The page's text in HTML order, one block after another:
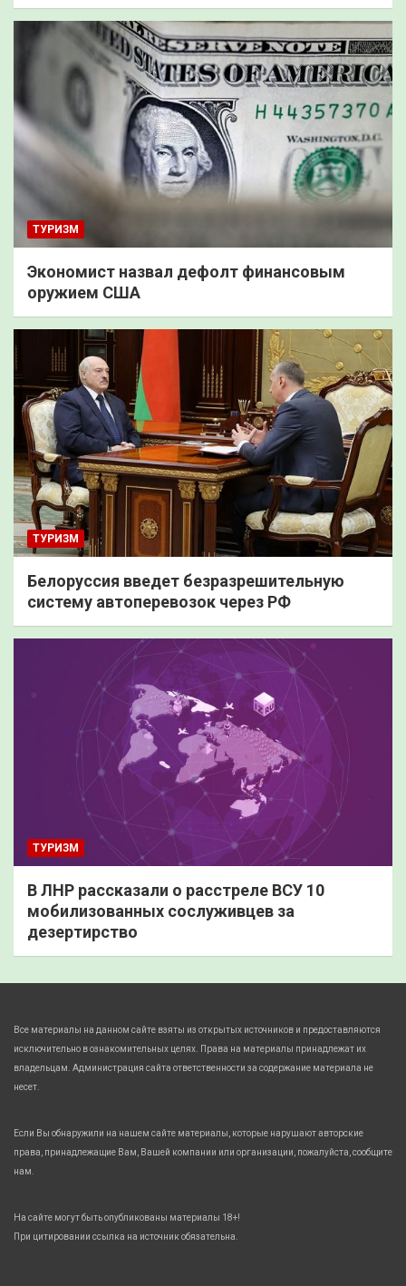
ТУРИЗМ
Экономист назвал дефолт финансовым
оружием США
ТУРИЗМ
Белоруссия введет безразрешительную
систему автоперевозок через РФ
ТУРИЗМ
В ЛНР рассказали о расстреле ВСУ 10
мобилизованных сослуживцев за
дезертирство
Все материалы на данном сайте взяты из открытых источников и предоставляются
исключительно в ознакомительных целях. Права на материалы принадлежат их
владельцам. Администрация сайта ответственности за содержание материала не
несет.
Если Вы обнаружили на нашем сайте материалы, которые нарушают авторские
права, принадлежащие Вам, Вашей компании или организации, пожалуйста, сообщите
нам.
На сайте могут быть опубликованы материалы 18+!
При цитировании ссылка на источник обязательна.